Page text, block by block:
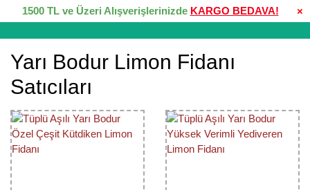
×
1500 TL ve Üzeri Alışverişlerinizde KARGO BEDAVA!
Yarı Bodur Limon Fidanı
Satıcıları